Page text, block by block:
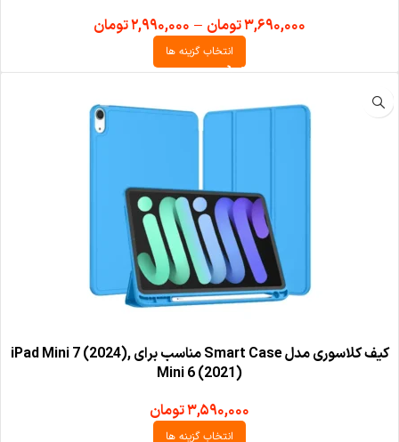
۳,۶۹۰,۰۰۰تومان – ۲,۹۹۰,۰۰۰تومان
انتخاب گزینه ها
کیف کلاسوری مدل Smart Case مناسب برای iPad Mini 7 (2024),
Mini 6 (2021)
۳,۵۹۰,۰۰۰تومان
انتخاب گزینه ها